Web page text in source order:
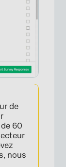
de
60
nous